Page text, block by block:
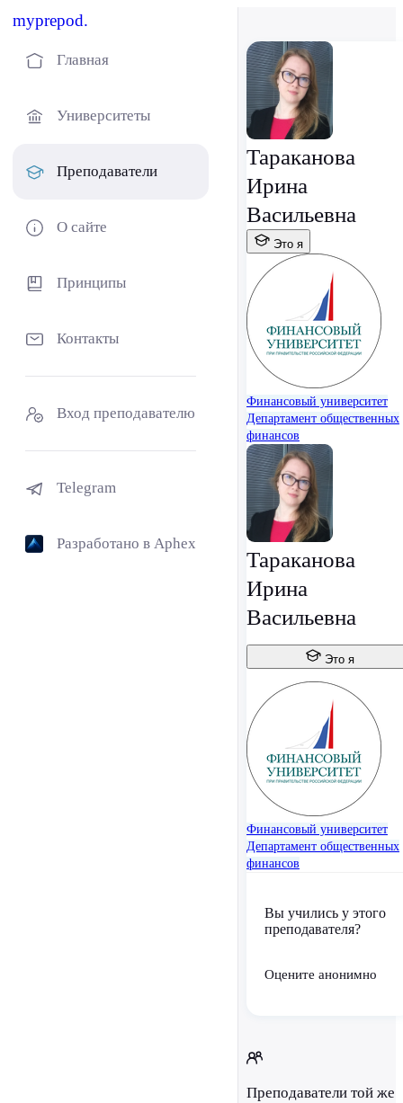
myprepod.
Главная
Университеты
Преподаватели
О сайте
Принципы
Контакты
Вход преподавателю
Telegram
Разработано в Aphex
Тараканова
Ирина
Васильевна
Это я
Финансовый университет
Департамент общественных
финансов
Тараканова
Ирина
Васильевна
Это я
Финансовый университет
Департамент общественных
финансов
Вы учились у этого
преподавателя?
Оцените анонимно
Преподаватели той же